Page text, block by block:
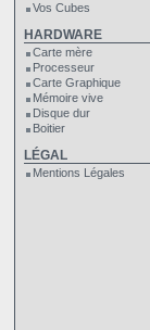
Vos Cubes
HARDWARE
Carte mère
Processeur
Carte Graphique
Mémoire vive
Disque dur
Boitier
LÉGAL
Mentions Légales